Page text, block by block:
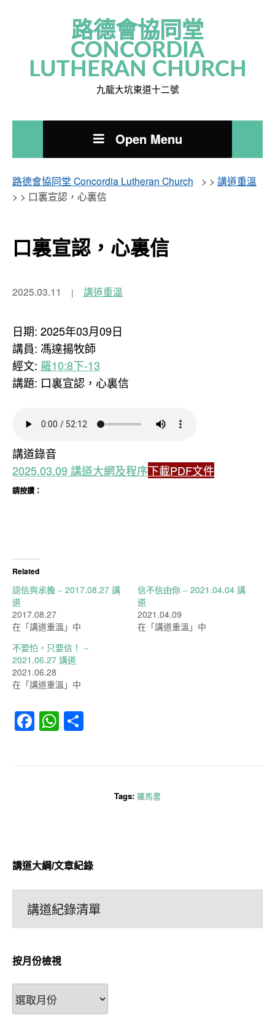
路德會協同堂
CONCORDIA
LUTHERAN CHURCH
九龍大坑東道十二號
Open Menu
路德會協同堂 Concordia Lutheran Church > > 講道重溫
> > 口裏宣認，心裏信
口裏宣認，心裏信
2025.03.11 講道重溫
日期: 2025年03月09日
講員: 馮達揚牧師
經文: 羅10:8下-13
講題: 口裏宣認，心裏信
講道錄音
2025.03.09 講道大網及程序下載PDF文件
請按讚：
Related
認信與承擔 – 2017.08.27 講
道
2017.08.27
在「講道重溫」中
信不信由你 – 2021.04.04 講
道
2021.04.09
在「講道重溫」中
不要怕，只要信！ –
2021.06.27 講道
2021.06.28
在「講道重溫」中
Facebook
WhatsApp
Tags: 羅馬書
講道大綱/文章紀錄
講道紀錄清單
按月份檢視
按
月